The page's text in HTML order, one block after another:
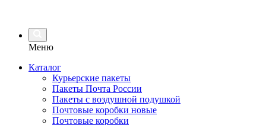
Меню
Каталог
Курьерские пакеты
Пакеты Почта России
Пакеты с воздушной подушкой
Почтовые коробки новые
Почтовые коробки